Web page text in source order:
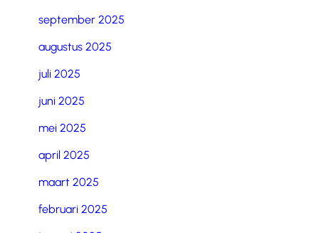
september 2025
augustus 2025
juli 2025
juni 2025
mei 2025
april 2025
maart 2025
februari 2025